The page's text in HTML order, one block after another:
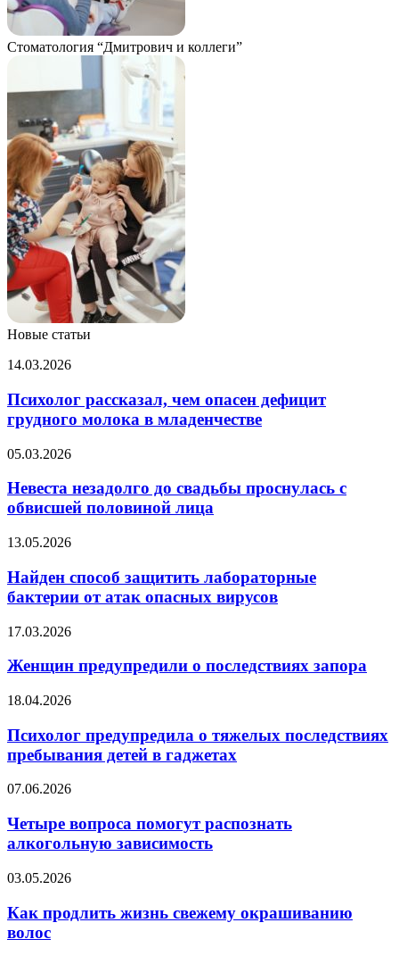
Стоматология “Дмитрович и коллеги”
Новые статьи
Психолог
чем
опасен
дефицит
молока
младенчестве
14.03.2026
Психолог рассказал, чем опасен дефицит
грудного молока в младенчестве
Невеста
до
свадьбы
проснулась
обвисшей
лица
05.03.2026
Невеста незадолго до свадьбы проснулась с
обвисшей половиной лица
Найден
защитить
лабораторные
бактерии
атак
вирусов
13.05.2026
Найден способ защитить лабораторные
бактерии от атак опасных вирусов
Женщин
о
последствиях
запора
17.03.2026
Женщин предупредили о последствиях запора
Психолог
о
тяжелых
последствиях
детей
гаджетах
18.04.2026
Психолог предупредила о тяжелых последствиях
пребывания детей в гаджетах
Четыре
помогут
распознать
алкогольную
07.06.2026
Четыре вопроса помогут распознать
алкогольную зависимость
Как
жизнь
свежему
окрашиванию
03.05.2026
Как продлить жизнь свежему окрашиванию
волос